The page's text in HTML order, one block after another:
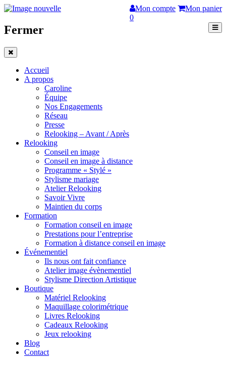
Mon compte
Mon panier
0
Fermer
Accueil
A propos
Caroline
Équipe
Nos Engagements
Réseau
Presse
Relooking – Avant / Après
Relooking
Conseil en image
Conseil en image à distance
Programme « Stylé »
Stylisme mariage
Atelier Relooking
Savoir Vivre
Maintien du corps
Formation
Formation conseil en image
Prestations pour l’entreprise
Formation à distance conseil en image
Événementiel
Ils nous ont fait confiance
Atelier image évènementiel
Stylisme Direction Artistique
Boutique
Matériel Relooking
Maquillage colorimétrique
Livres Relooking
Cadeaux Relooking
Jeux relooking
Blog
Contact